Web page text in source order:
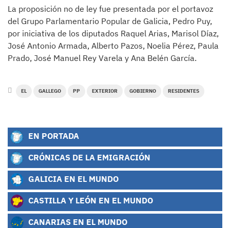
La proposición no de ley fue presentada por el portavoz
del Grupo Parlamentario Popular de Galicia, Pedro Puy,
por iniciativa de los diputados Raquel Arias, Marisol Díaz,
José Antonio Armada, Alberto Pazos, Noelia Pérez, Paula
Prado, José Manuel Rey Varela y Ana Belén García.
EL GALLEGO PP EXTERIOR GOBIERNO RESIDENTES
EN PORTADA
CRÓNICAS DE LA EMIGRACIÓN
GALICIA EN EL MUNDO
CASTILLA Y LEÓN EN EL MUNDO
CANARIAS EN EL MUNDO